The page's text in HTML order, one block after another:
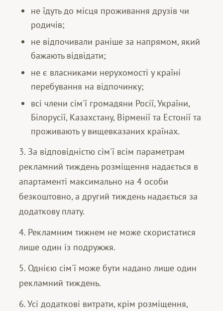
не їдуть до місця проживання друзів чи
родичів;
не відпочивали раніше за напрямом, який
бажають відвідати;
не є власниками нерухомості у країні
перебування на відпочинку;
всі члени сім'ї громадяни Росії, України,
Білорусії, Казахстану, Вірменії та Естонії та
проживають у вищевказаних країнах.
3. За відповідністю сім'ї всім параметрам
рекламний тиждень розміщення надається в
апартаменті максимально на 4 особи
безкоштовно, а другий тиждень надається за
додаткову плату.
4. Рекламним тижнем не може скористатися
лише один із подружжя.
5. Однією сім'ї може бути надано лише один
рекламний тиждень.
6. Усі додаткові витрати, крім розміщення,